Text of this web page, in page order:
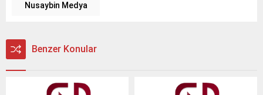
Nusaybin Medya
Benzer Konular